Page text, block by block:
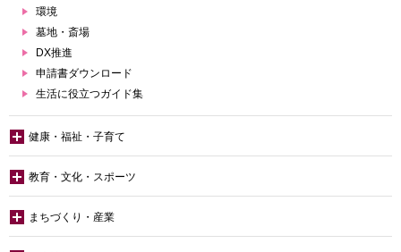
環境
墓地・斎場
DX推進
申請書ダウンロード
生活に役立つガイド集
健康・福祉・子育て
教育・文化・スポーツ
まちづくり・産業